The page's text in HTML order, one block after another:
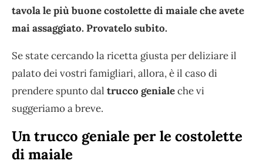
tavola le più buone costolette di maiale che avete
mai assaggiato. Provatelo subito.
Se state cercando la ricetta giusta per deliziare il
palato dei vostri famigliari, allora, è il caso di
prendere spunto dal trucco genialeche vi
suggeriamo a breve.
Un trucco geniale per le costolette
di maiale